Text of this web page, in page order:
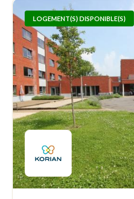
LOGEMENT(S) DISPONIBLE(S)